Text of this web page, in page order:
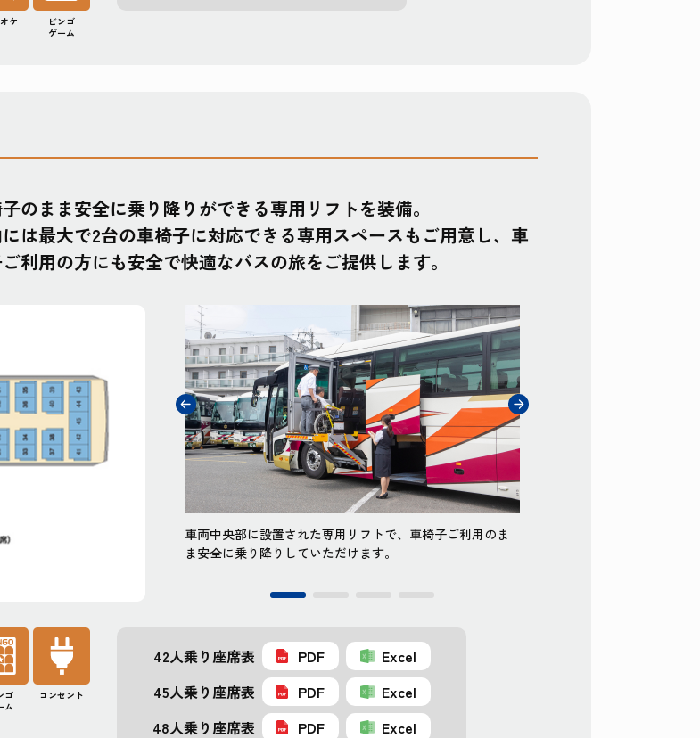
ケ
ビンゴ
ゲーム
のまま安全に乗り降りができる専用リフトを装備。
は最大で2台の車椅子に対応できる専用スペースもご用意し、車
利用の方にも安全で快適なバスの旅をご提供します。
最大で2台の車椅子をご利用
車両中央部に設置された専用リフトで、車椅子ご利用のま
ま安全に乗り降りしていただけます。
ゴ
ム
コンセント
42人乗り座席表 PDF
Excel
45人乗り座席表
PDF
Excel
48人乗り座席表
PDF Excel